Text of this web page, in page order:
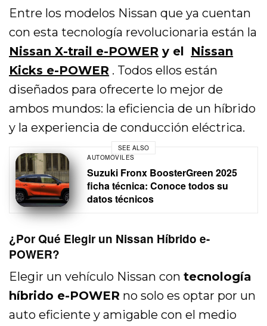
Entre los modelos Nissan que ya cuentan
con esta tecnología revolucionaria están la
Nissan X-trail e-POWER y el
Nissan
Kicks e-POWER . Todos ellos están
diseñados para ofrecerte lo mejor de
ambos mundos: la eficiencia de un híbrido
y la experiencia de conducción eléctrica.
SEE ALSO
AUTOMÓVILES
Suzuki Fronx BoosterGreen 2025
ficha técnica: Conoce todos su
datos técnicos
¿Por Qué Elegir un Nissan Híbrido e-
POWER?
Elegir un vehículo Nissan contecnología
híbrido e-POWER no solo es optar por un
auto eficiente y amigable con el medio